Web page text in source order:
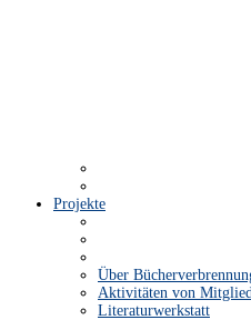
Projekte
Über
Aktivitäten von
Literaturwerkstatt